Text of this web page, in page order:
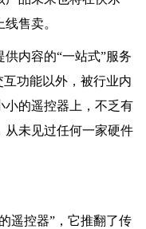
售卖。
内容的“一站式”服务
互功能以外，被行业内
小的遥控器上，不乏有
从未见过任何一家硬件
遥控器”，它推翻了传